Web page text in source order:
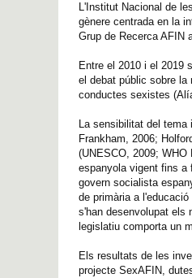
L'Institut Nacional de
gènere centrada en la
Grup de Recerca AFIN
Entre el 2010 i el 2019
el debat públic sobre
conductes sexistes
La sensibilitat del
Frankham, 2006;
(UNESCO, 2009;
espanyola vigent fins a
govern socialista
de primària a
s'han desenvolupat els
legislatiu comporta un
Els resultats de les
projecte SexAFIN,